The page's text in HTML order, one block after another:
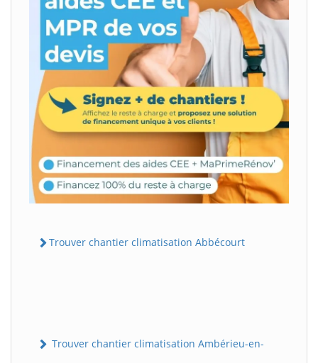
Trouver chantier climatisation Abbécourt
Trouver chantier climatisation Ambérieu-en-